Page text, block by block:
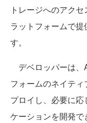
トレージへのアク
ラットフォームで
す。
デベロッパーは、
フォームのネイテ
プロイし、必要に
ケーションを開発